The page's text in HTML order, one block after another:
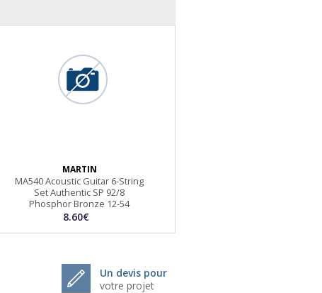
MARTIN
MA540 Acoustic Guitar 6-String
Set Authentic SP 92/8
Phosphor Bronze 12-54
8.60€
Un devis pour
votre projet